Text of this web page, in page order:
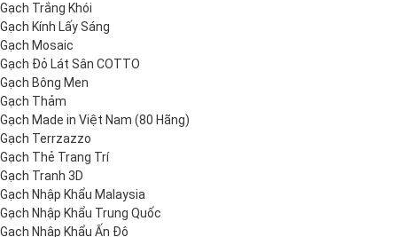
Gạch Trắng Khói
Gạch Kính Lấy Sáng
Gạch Mosaic
Gạch Đỏ Lát Sân COTTO
Gạch Bông Men
Gạch Thảm
Gạch Made in Việt Nam (80 Hãng)
Gạch Terrzazzo
Gạch Thẻ Trang Trí
Gạch Tranh 3D
Gạch Nhập Khẩu Malaysia
Gạch Nhập Khẩu Trung Quốc
Gạch Nhập Khẩu Ấn Độ